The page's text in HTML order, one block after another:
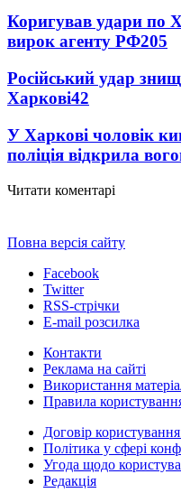
Коригував удари по
вирок агенту РФ205
Російський удар
Харкові42
У Харкові чоловік
поліція відкрила
Читати коментарі
Повна версія сайту
Facebook
Twitter
RSS-стрічки
E-mail розсилка
Контакти
Реклама на сайті
Використання
Правила
Договір
Політика у сфері
Угода щодо
Редакція